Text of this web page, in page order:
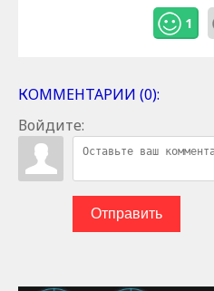
1
КОММЕНТАРИИ (0):
Войдите:
Отправить